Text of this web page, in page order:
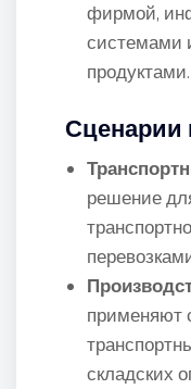
фирмой,
системами
продуктами.
Сценарии
решение
применяют
складских